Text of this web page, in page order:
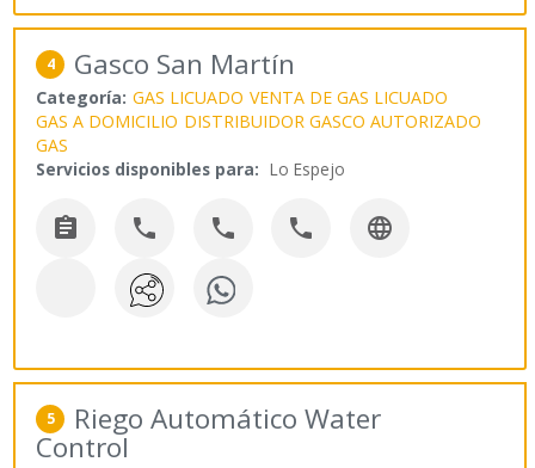
4 Gasco San Martín
Categoría: GAS LICUADO VENTA DE GAS LICUADO
GAS A DOMICILIO DISTRIBUIDOR GASCO AUTORIZADO
GAS
Servicios disponibles para: Lo Espejo
    
5 Riego Automático Water
Control